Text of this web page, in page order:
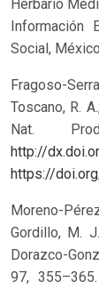
Herbario
Información
Social,
Fragoso-
Toscano, R.
Nat.
http://
https://
Moreno-
Gordillo, M.
Dorazco-
97,